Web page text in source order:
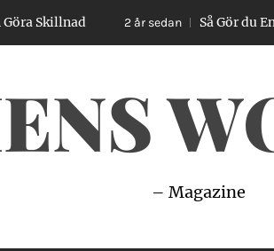
2 år sedan Så Gör du En
– Magazine